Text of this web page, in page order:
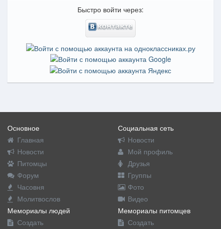
Быстро войти через:
Основное
Главная
Новости
Питомцы
Форум
Часовня
Молитвослов
Социальная сеть
Новости
Мой профиль
Друзья
Группы
Фото
Видео
Мемориалы людей
Создать
Мемориалы питомцев
Создать